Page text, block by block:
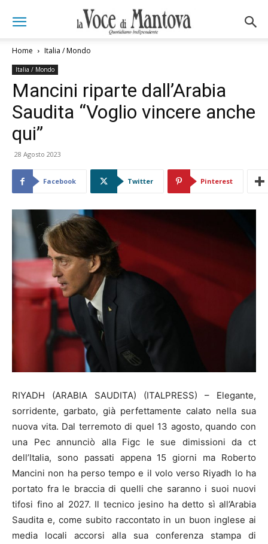
Home Italia / Mondo
Italia / Mondo
Mancini riparte dall’Arabia
Saudita “Voglio vincere anche
qui”
28 Agosto 2023
Facebook Twitter Pinterest
RIYADH (ARABIA SAUDITA) (ITALPRESS) – Elegante,
sorridente, garbato, già perfettamente calato nella sua
nuova vita. Dal terremoto di quel 13 agosto, quando con
una Pec annunciò alla Figc le sue dimissioni da ct
dell’Italia, sono passati appena 15 giorni ma Roberto
Mancini non ha perso tempo e il volo verso Riyadh lo ha
portato fra le braccia di quelli che saranno i suoi nuovi
tifosi fino al 2027. Il tecnico jesino ha detto sì all’Arabia
Saudita e, come subito raccontato in un buon inglese ai
media locali accorsi alla sua conferenza stampa di